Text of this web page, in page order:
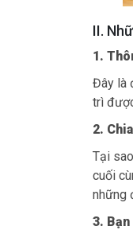
II.
1.
Đây là
trì
2.
Tại
cuối
những
3.